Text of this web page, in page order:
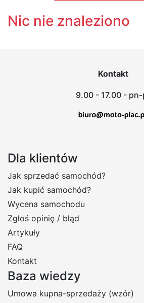
Nic nie znaleziono
Kontakt
9.00 - 17.00 -
Dla klientów
Jak sprzedać samochód?
Jak kupić samochód?
Wycena samochodu
Zgłoś opinię / błąd
Artykuły
FAQ
Kontakt
Baza wiedzy
Umowa kupna-sprzedaży (wzór)